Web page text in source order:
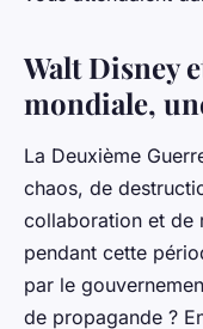
Walt Disney
mondiale,
La Deuxième
chaos, de
collaboration et de
pendant cette
par le
de propagande ?